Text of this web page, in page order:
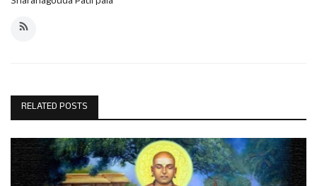
RELATED POSTS